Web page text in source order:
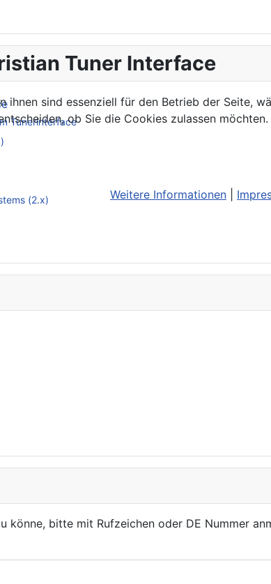
Tuner Interface
Tunerinterface
(2.x)
könne, bitte mit Rufzeichen oder DE Nummer
ihnen sind essenziell für den Betrieb der Seite,
ob Sie die Cookies zulassen
Weitere Informationen